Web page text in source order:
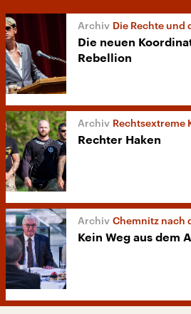
Die Rechte und
Die neuen
Rebellion
Rechtsextreme
Rechter Haken
Chemnitz nach
Kein Weg aus dem